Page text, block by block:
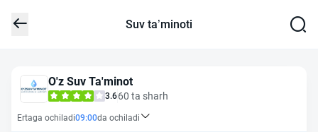
Suv ta’minoti
O'z Suv Ta'minot
3.660 ta sharh
Ertaga ochiladi09:00da ochiladi